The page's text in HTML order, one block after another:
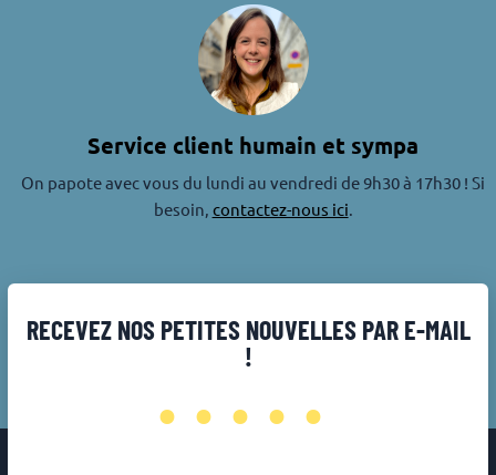
Service client humain et sympa
On papote avec vous du lundi au vendredi de 9h30 à 17h30 ! Si
besoin, contactez-nous ici.
RECEVEZ NOS PETITES NOUVELLES PAR E-MAIL
!
•••••